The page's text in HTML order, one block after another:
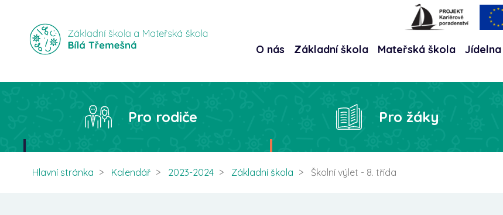
O nás Základní škola Mateřská škola Jídelna
Pro rodiče Pro žáky
Hlavní stránka Kalendář 2023-2024 Základní škola Školní výlet - 8. třída